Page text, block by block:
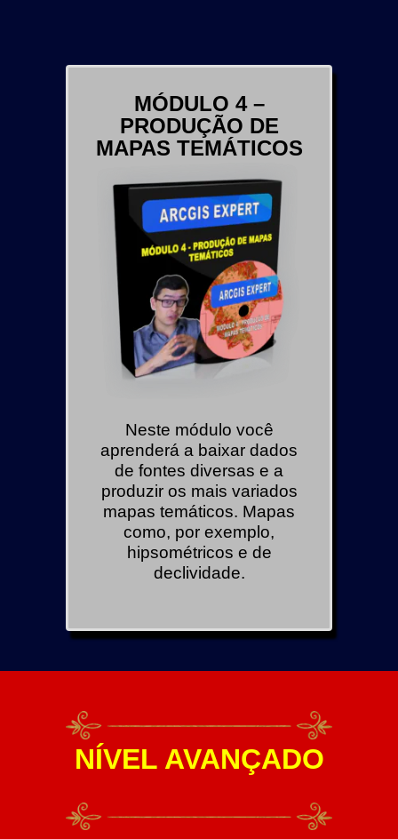
MÓDULO 4 –
PRODUÇÃO DE
MAPAS TEMÁTICOS
Neste módulo você
aprenderá a baixar dados
de fontes diversas e a
produzir os mais variados
mapas temáticos. Mapas
como, por exemplo,
hipsométricos e de
declividade.
NÍVEL AVANÇADO